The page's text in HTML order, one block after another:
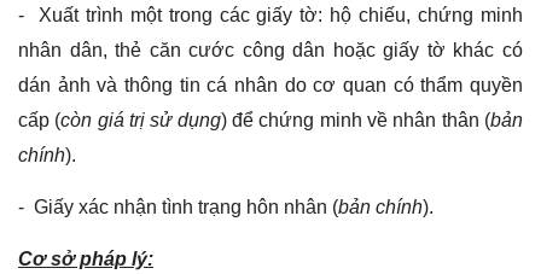
- Xuất trình một trong các giấy tờ: hộ chiếu, chứng minh
nhân dân, thẻ căn cước công dân hoặc giấy tờ khác có
dán ảnh và thông tin cá nhân do cơ quan có thẩm quyền
cấp (còn giá trị sử dụng) để chứng minh về nhân thân (bản
chính).
- Giấy xác nhận tình trạng hôn nhân (bản chính).
Cơ sở pháp lý: